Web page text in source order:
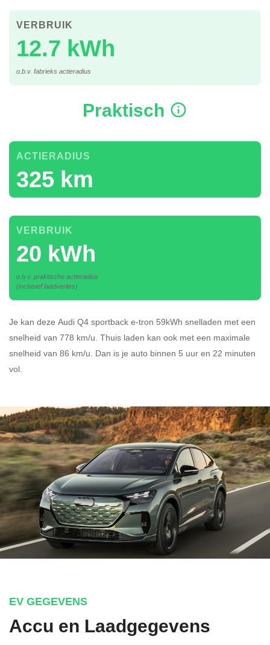
12.7 kWh
VERBRUIK
o.b.v. fabrieks actieradius
Praktisch
325 km
ACTIERADIUS
20 kWh
VERBRUIK
o.b.v. praktische actieradius
(inclusief laadverlies)
Je kan deze Audi Q4 sportback e-tron 59kWh snelladen met een
snelheid van 778 km/u. Thuis laden kan ook met een maximale
snelheid van 86 km/u. Dan is je auto binnen 5 uur en 22 minuten
vol.
EV GEGEVENS
Accu en Laadgegevens